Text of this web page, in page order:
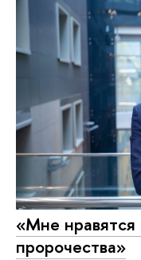
«Мне
пророчества»